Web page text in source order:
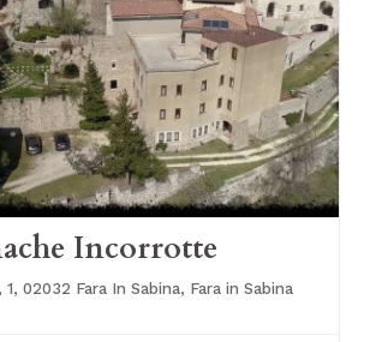
Incorrotte
02032 Fara In Sabina, Fara in Sabina